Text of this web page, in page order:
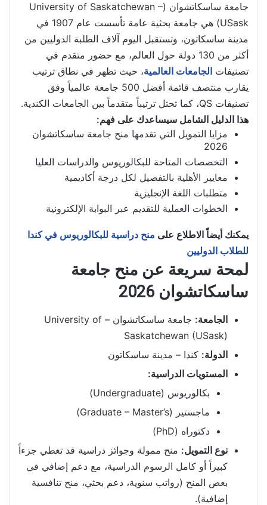
جامعة ساسكاتشوان (University of Saskatchewan –
USask) هي جامعة بحثية عامة تأسست عام 1907 في
مدينة ساسكاتون، وتستقبل اليوم آلاف الطلبة الدوليين من
أكثر من 130 دولة حول العالم، مع حضور متقدم في
تصنيفات الجامعات العالمية، حيث تظهر في نطاق ترتيب
يقارب منتصف قائمة أفضل 500 جامعة عالمياً وفق
تصنيفات QS، كما تحتل ترتيباً متقدماً بين الجامعات الكندية.
هذا الدليل الشامل سيساعدك على فهم:
مزايا التمويل التي تقدمها منح جامعة ساسكاتشوان
2026
التخصصات المتاحة للبكالوريوس والدراسات العليا
معايير الأهلية بالتفصيل لكل درجة أكاديمية
متطلبات اللغة الإنجليزية
الخطوات العملية للتقديم عبر البوابة الإلكترونية
يمكنك أيضاً الاطلاع على منح دراسية للبكالوريوس في كندا
للطلاب الدوليين
لمحة سريعة عن منح جامعة
ساسكاتشوان 2026
الجامعة:
جامعة ساسكاتشوان – University of
Saskatchewan (USask)
الدولة: كندا – مدينة ساسكاتون
المستويات الدراسية:
بكالوريوس (Undergraduate)
ماجستير (Graduate – Master’s)
دكتوراه (PhD)
نوع التمويل: منح ممولة وجوائز دراسية قد تغطي جزءاً
كبيراً أو كامل الرسوم الدراسية، مع دعم إضافي في
بعض المنح (رواتب سنوية، دعم بحثي، منح تنافسية
إضافية).